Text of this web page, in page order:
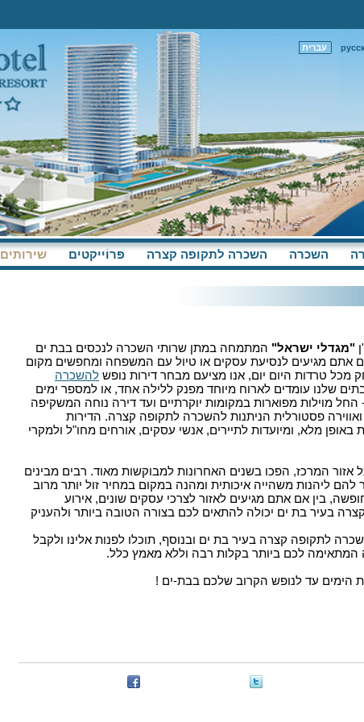
עברית
השכרה השכרה לתקופה קצרה פּרוֹייקטים שירותים
"מגדלי ישראל" המתמחה במתן שרותי השכרה לנכסים בבת ים
אתם מגיעים לנסיעת עסקים או טיול עם המשפחה ומחפשים מקום
מכל טרדות היום יום, אנו מציעם מבחר דירות נופש להשכרה
שלנו עומדים לארוח מיוחד מפנק ללילה אחד, או למספר ימים
מוילות מפוארות במקומות יוקרתיים ועד דירה נוחה המשקיפה
פסטורלית הניתנות להשכרה לתקופה קצרה. הדירות
באופן מלא, ומיועדות לתיירים, אנשי עסקים, אורחים מחו"ל ולמקרי
המרכז, הפכו בשנים האחרונות למבוקשות מאוד. רבים מבינים
להם ליהנות משהייה איכותית ומהנה במקום במחיר זול יותר מרוב
בין אם אתם מגיעים לאזור לצרכי עסקים שונים, אירוע
בעיר בת ים יכולה להתאים לכם בצורה הטובה ביותר ולהעניק
לתקופה קצרה בעיר בת ים ובנוסף, תוכלו לפנות אלינו ולקבל
המתאימה לכם ביותר בקלות רבה וללא מאמץ כלל.
הימים עד לנופש הקרוב שלכם בבת-ים !